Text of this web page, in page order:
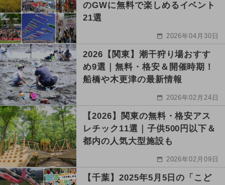
のGWに無料で楽しめるイベント
21選
2026年04月30日
2026【関東】潮干狩り場おすす
め9選｜無料・格安＆開催時期！
船橋や木更津の最新情報
2026年02月24日
【2026】関東の無料・格安アス
レチック11選｜子供500円以下＆
都内の人気大型施設も
2026年02月09日
【千葉】2025年5月5日の「こど